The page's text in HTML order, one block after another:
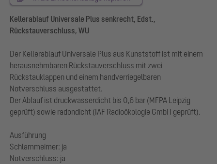
Kellerablauf Universale Plus senkrecht, Edst.,
Rückstauverschluss, WU
Der Kellerablauf Universale Plus aus Kunststoff ist mit einem
herausnehmbaren Rückstauverschluss mit zwei
Rückstauklappen und einem handverriegelbaren
Notverschluss ausgestattet.
Der Ablauf ist druckwasserdicht bis 0,6 bar (MFPA Leipzig
geprüft) sowie radondicht (IAF Radioökologie GmbH geprüft).
Ausführung
Schlammeimer: ja
Notverschluss: ja